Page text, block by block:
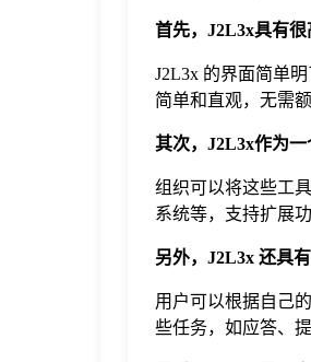
首先，J2L3x具有很
J2L3x 的界面简单
简单和直观，无需
其次，J2L3x作为一
组织可以将这些工
系统等，支持扩展
另外，J2L3x 还具
用户可以根据自己
些任务，如应答、提